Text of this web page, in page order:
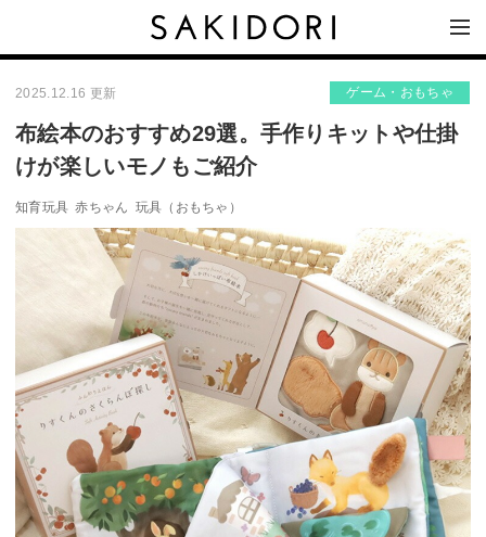
2025.12.16 更新 ゲーム・おもちゃ
布絵本のおすすめ29選。手作りキットや仕掛
けが楽しいモノもご紹介
知育玩具 赤ちゃん 玩具（おもちゃ）